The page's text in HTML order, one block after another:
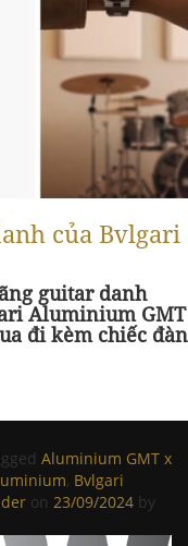
của Bvlgari
guitar danh
Aluminium GMT
đi kèm chiếc đàn
Aluminium GMT x
, Bvlgari
on 23/09/2024 by